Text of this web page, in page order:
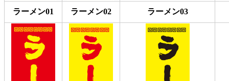
ラーメン01 ラーメン02 ラーメン03